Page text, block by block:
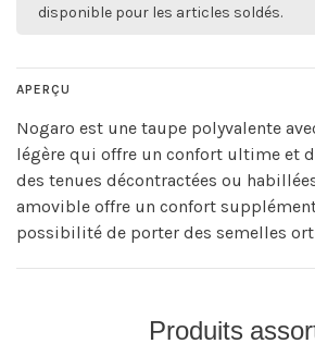
disponible pour les articles soldés.
APERÇU
Nogaro est une taupe polyvalente
légère qui offre un confort ultime et
des tenues décontractées ou
amovible offre un confort
possibilité de porter des semelles
Produits